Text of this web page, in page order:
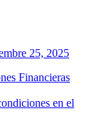
25, 2025
Financieras
en el